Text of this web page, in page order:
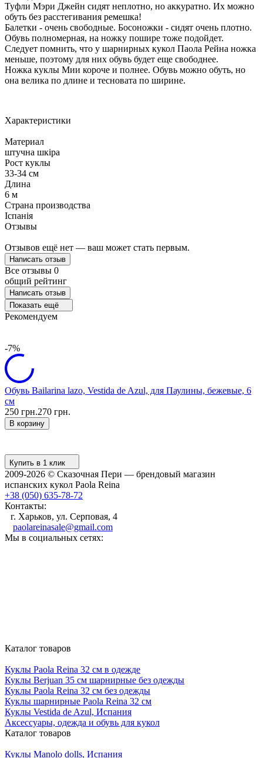
Туфли Мэри Джейн сидят неплотно, но аккуратно. Их можно
обуть без расстегивания ремешка!
Балетки - очень свободные. Босоножки - сидят очень плотно.
Обувь полномерная, на ножку пошире тоже подойдет.
Следует помнить, что у шарнирных кукол Паола Рейна ножка
меньше, поэтому для них обувь будет еще свободнее.
Ножка куклы Мии короче и полнее. Обувь можно обуть, но
она велика по длине и тесновата по ширине.
Характеристики
Материал
штучна шкіра
Рост куклы
33-34 см
Длина
6 м
Страна производства
Іспанія
Отзывы
Отзывов ещё нет — ваш может стать первым.
Написать отзыв
Все отзывы 0
общий рейтинг
Написать отзыв
Показать ещё
Рекомендуем
-7%
Обувь Bailarina lazo, Vestida de Azul, для Паулины, бежевые, 6
см
250 грн.270 грн.
В корзину
Купить в 1 клик
2009-2026 © Сказочная Пери — брендовый магазин
испанских кукол Paola Reina
+38 (050) 635-78-72
Контакты:
г. Харьков, ул. Серповая, 4
paolareinasale@gmail.com
Мы в социальных сетях:
Каталог товаров
Куклы Paola Reina 32 см в одежде
Куклы Berjuan 35 cм шарнирные без одежды
Куклы Paola Reina 32 см без одежды
Куклы шарнирные Paola Reina 32 см
Куклы Vestida de Azul, Испания
Аксессуары, одежда и обувь для кукол
Каталог товаров
Куклы Manolo dolls, Испания